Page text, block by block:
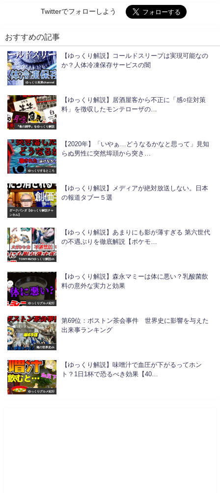
Twitterでフォローしよう
おすすめの記事
ゆっくり未来channel
【ゆっくり解説】コールドスリープは実現可能なの
か？人体冷凍保存サービスの闇
『食の雑学』をゆっくり解説
【ゆっくり解説】居酒屋客から不正に「感○症対策
料」を徴収したモンテローザの…
ゆっくりするところ
【2020年】「いやぁ…どうなるかなと思って」見知
らぬ男性に突然埠頭から突き…
ダークパンダ【ゆっくり解説チャ
ンネル】
【ゆっくり解説】メディアが絶対放送しない。日本
の報道タブー５選
TOMY46のゆっくり解説ch
【ゆっくり解説】あまりにも影が薄すぎる 第六世代
の不遇ぶりを徹底解説【ポケモ…
ゆっくりグルメ紀行
【ゆっくり解説】森永マミーは体に悪い？乳酸菌飲
料の意外な実力と効果
俺の世界史ch
第69位：ボストン茶会事件 世界史に影響を与えた
出来事ランキング
ゆっくりグルメ紀行
【ゆっくり解説】味噌汁で血圧が下がるってホン
ト？1日1杯で恐るべき効果【40…